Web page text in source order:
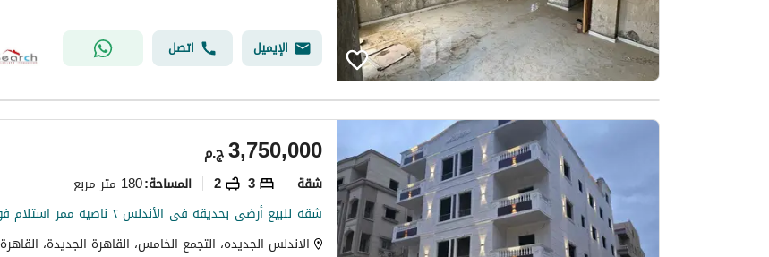
الإيميل اتصل
ج.م3,750,000
شقة 3
2 المساحة:180 متر مربع
الاندلس الجديده، التجمع الخامس، القاهرة الجديدة، القاهرة